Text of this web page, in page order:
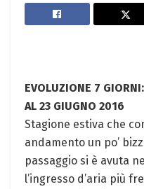
EVOLUZIONE 7
AL 23 GIUGNO 2016
Stagione estiva che
andamento un po’
passaggio si è avuta
l’ingresso d’aria più